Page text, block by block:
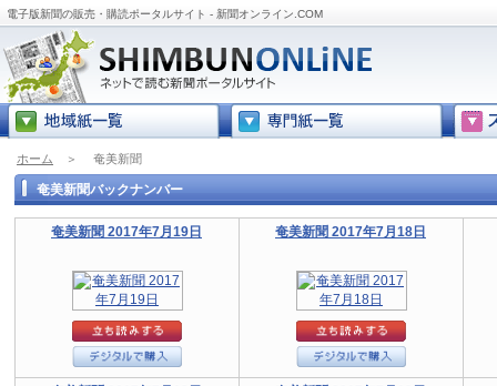
電子版新聞の販売・購読ポータルサイト - 新聞オンライン.COM
ホーム ＞ 奄美新聞
奄美新聞バックナンバー
奄美新聞 2017年7月19日 奄美新聞 2017年7月18日